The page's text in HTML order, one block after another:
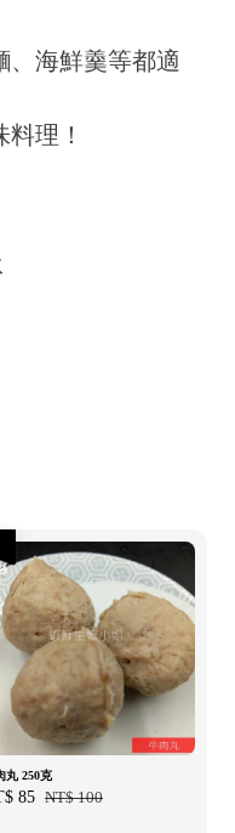
、海鮮羹等都適
理！
丸 250克
85 Regular
NT$ 100